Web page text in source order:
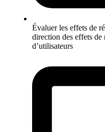
Évaluer les effets de
direction des effets de
d’utilisateurs